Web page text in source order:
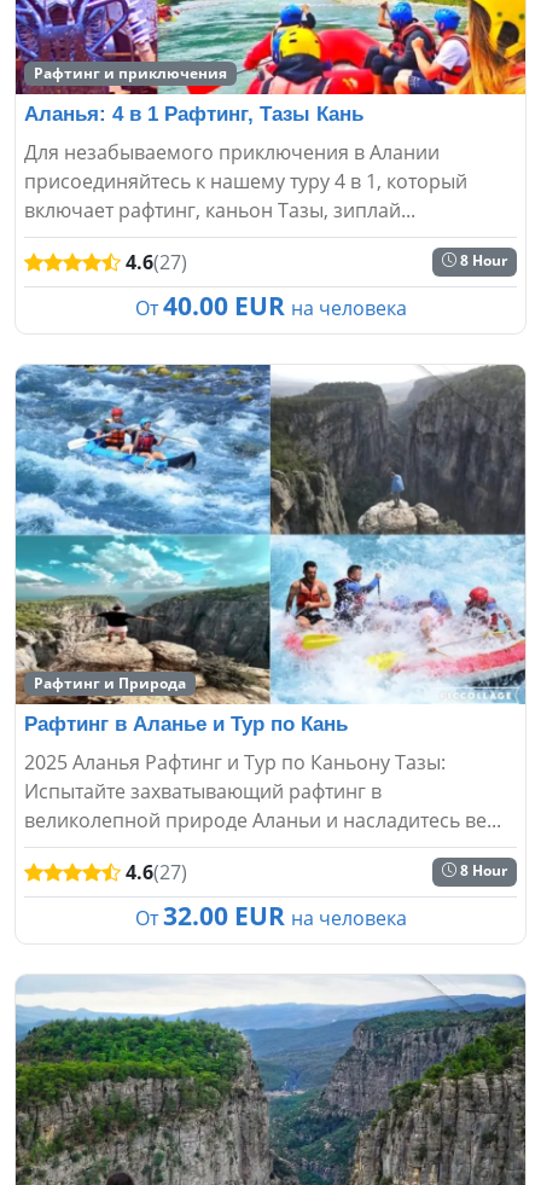
Рафтинг и приключения
Аланья: 4 в 1 Рафтинг, Тазы Кань
Для незабываемого приключения в Алании
присоединяйтесь к нашему туру 4 в 1, который
включает рафтинг, каньон Тазы, зиплай...
4.6(27) 8 Hour
От 40.00 EUR на человека
Рафтинг и Природа
Рафтинг в Аланье и Тур по Кань
2025 Аланья Рафтинг и Тур по Каньону Тазы:
Испытайте захватывающий рафтинг в
великолепной природе Аланьи и насладитесь ве...
4.6(27) 8 Hour
От 32.00 EUR на человека